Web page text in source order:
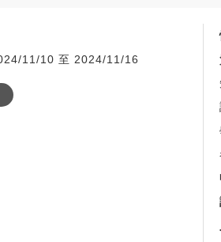
11/10 至 2024/11/16